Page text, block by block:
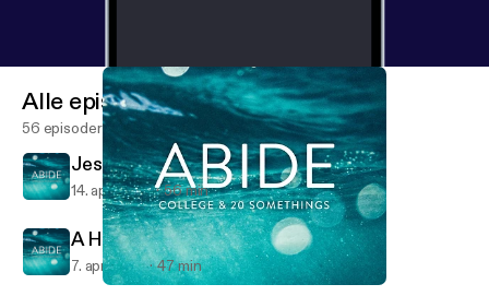
Alle episoder
56 episoder
Jesus & Inerrancy
14. apr. 2018 56 min
A Hard Saying
7. apr. 2018 47 min